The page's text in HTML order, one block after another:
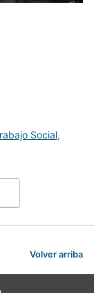
Social,
Volver arriba